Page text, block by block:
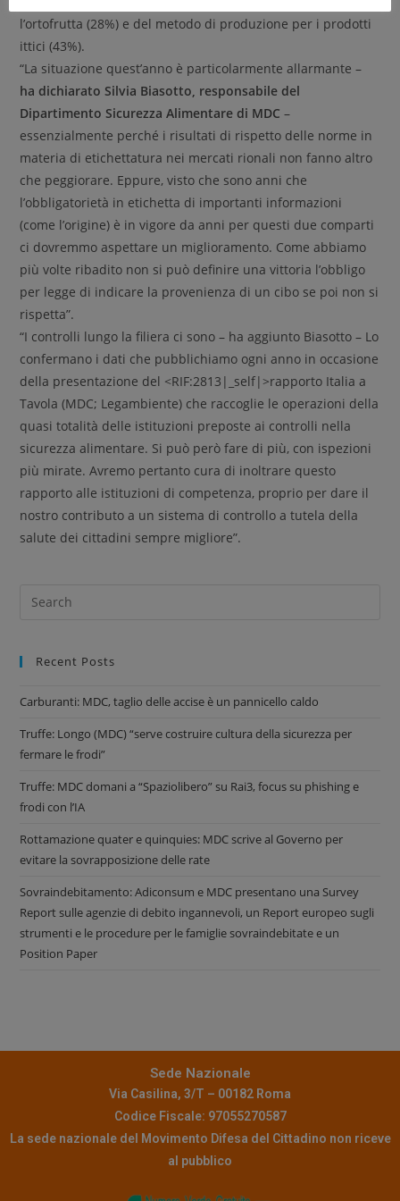
l’ortofrutta (28%) e del metodo di produzione per i prodotti
ittici (43%).
“La situazione quest’anno è particolarmente allarmante –
ha dichiarato Silvia Biasotto, responsabile del
Dipartimento Sicurezza Alimentare di MDC–
essenzialmente perché i risultati di rispetto delle norme in
materia di etichettatura nei mercati rionali non fanno altro
che peggiorare. Eppure, visto che sono anni che
l’obbligatorietà in etichetta di importanti informazioni
(come l’origine) è in vigore da anni per questi due comparti
ci dovremmo aspettare un miglioramento. Come abbiamo
più volte ribadito non si può definire una vittoria l’obbligo
per legge di indicare la provenienza di un cibo se poi non si
rispetta”.
“I controlli lungo la filiera ci sono – ha aggiunto Biasotto – Lo
confermano i dati che pubblichiamo ogni anno in occasione
della presentazione del <RIF:2813|_self|>rapporto Italia a
Tavola (MDC; Legambiente) che raccoglie le operazioni della
quasi totalità delle istituzioni preposte ai controlli nella
sicurezza alimentare. Si può però fare di più, con ispezioni
più mirate. Avremo pertanto cura di inoltrare questo
rapporto alle istituzioni di competenza, proprio per dare il
nostro contributo a un sistema di controllo a tutela della
salute dei cittadini sempre migliore”.
Recent Posts
Carburanti: MDC, taglio delle accise è un pannicello caldo
Truffe: Longo (MDC) “serve costruire cultura della sicurezza per
fermare le frodi”
Truffe: MDC domani a “Spaziolibero” su Rai3, focus su phishing e
frodi con l’IA
Rottamazione quater e quinquies: MDC scrive al Governo per
evitare la sovrapposizione delle rate
Sovraindebitamento: Adiconsum e MDC presentano una Survey
Report sulle agenzie di debito ingannevoli, un Report europeo sugli
strumenti e le procedure per le famiglie sovraindebitate e un
Position Paper
Sede Nazionale
Via Casilina, 3/T – 00182 Roma
Codice Fiscale: 97055270587
La sede nazionale del Movimento Difesa del Cittadino non riceve
al pubblico